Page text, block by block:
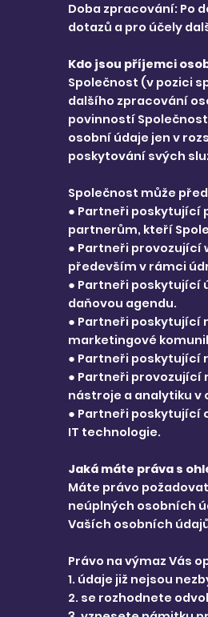
Doba zpracování: Po
dotazů a pro účely
Kdo jsou příjemci
Společnost (v pozici
dalšího zpracování
povinností
osobní údaje jen v
poskytování svých
Společnost může
● Partneři poskytující
partnerům, kteří
● Partneři provozující
především v rámci
● Partneři poskytující
daňovou agendu.
● Partneři poskytující
marketingové
● Partneři poskytující
● Partneři provozující
nástroje a analytiku v
● Partneři poskytující
IT technologie.
Jaká máte práva s
Máte právo
neúplných osobních
Vaších osobních
Právo na výmaz Vás
1. údaje již nejsou
2. se rozhodnete